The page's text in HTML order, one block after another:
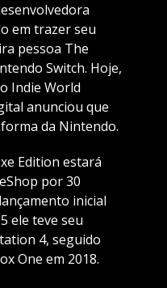
em trazer seu
pessoa The
Switch. Hoje,
Indie World
anunciou que
da Nintendo.
Edition estará
por 30
inicial
ele teve seu
4, seguido
One em 2018.